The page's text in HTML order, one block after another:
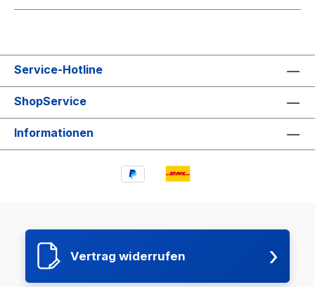
Service-Hotline
ShopService
Informationen
Vertrag widerrufen ›